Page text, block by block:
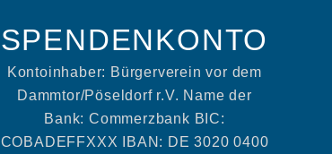
SPENDENKONTO
Kontoinhaber: Bürgerverein vor dem
Dammtor/Pöseldorf r.V. Name der
Bank: Commerzbank BIC:
COBADEFFXXX IBAN: DE 3020 0400